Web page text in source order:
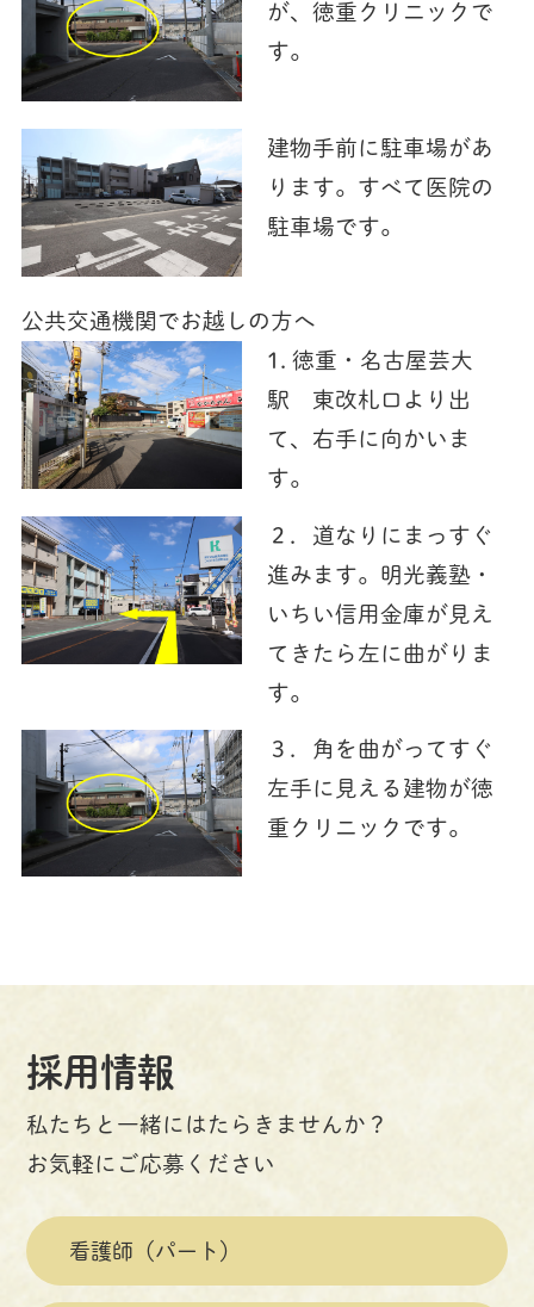
が、徳重クリニックで
す。
建物手前に駐車場があ
ります。すべて医院の
駐車場です。
公共交通機関でお越しの方へ
1. 徳重・名古屋芸大
駅 東改札口より出
て、右手に向かいま
す。
２．道なりにまっすぐ
進みます。明光義塾・
いちい信用金庫が見え
てきたら左に曲がりま
す。
３．角を曲がってすぐ
左手に見える建物が徳
重クリニックです。
採用情報
私たちと一緒にはたらきませんか？
お気軽にご応募ください
看護師（パート）